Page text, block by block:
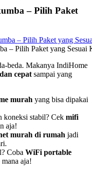
– Pilih Paket
– Pilih Paket yang
beda. Makanya IndiHome
cepatsampai yang
murah yang bisa dipakai
koneksi stabil? Cek mifi
aja!
murah di rumah jadi
Coba WiFi portable
aja!